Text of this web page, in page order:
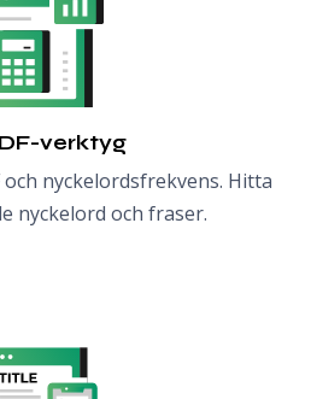
verktyg
och nyckelordsfrekvens. Hitta
nyckelord och fraser.